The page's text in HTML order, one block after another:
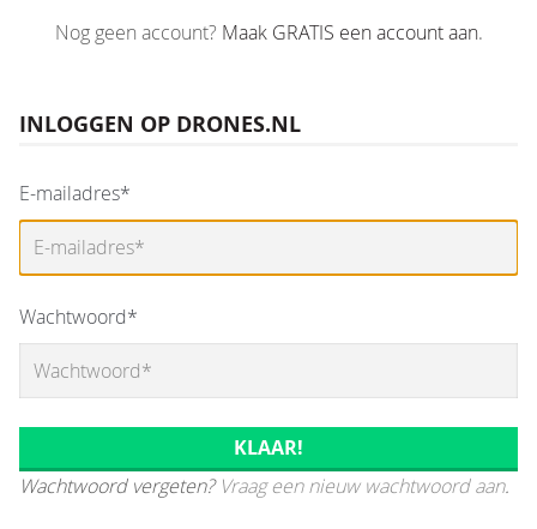
Nog geen account? Maak GRATIS een account aan.
INLOGGEN OP DRONES.NL
E-mailadres*
Wachtwoord*
Wachtwoord vergeten? Vraag een nieuw wachtwoord aan.